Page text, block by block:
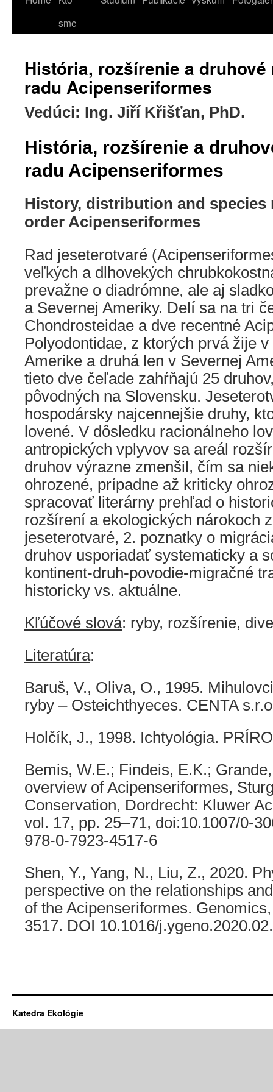
sme
História, rozšírenie a
radu Acipenseriformes
Vedúci: Ing. Jiří Křišťan, PhD.
História, rozšírenie a
radu Acipenseriformes
History, distribution and species
order Acipenseriformes
Rad jeseterotvaré
veľkých a dlhovekých
prevažne o diadrómne, ale aj
a Severnej Ameriky. Delí sa na tri
Chondrosteidae a dve recentné
Polyodontidae, z ktorých prvá žije
Amerike a druhá len v Severnej
tieto dve čeľade zahŕňajú 25
pôvodných na Slovensku.
hospodársky najcennejšie druhy,
lovené. V dôsledku racionálneho
antropických vplyvov sa areál
druhov výrazne zmenšil, čím sa
ohrozené, prípadne až kriticky
spracovať literárny prehľad o
rozšírení a ekologických nárokoch
jeseterotvaré, 2. poznatky o
druhov usporiadať systematicky a
kontinent-druh-povodie-migračné
historicky vs. aktuálne.
Kľúčové slová: ryby, rozšírenie,
Literatúra:
Baruš, V., Oliva, O., 1995.
ryby – Osteichthyeces. CENTA
Holčík, J., 1998. Ichtyológia.
Bemis, W.E.; Findeis, E.K.;
overview of Acipenseriformes,
Conservation, Dordrecht: Kluwer
vol. 17, pp. 25–71, doi:10.1007/0-
978-0-7923-4517-6
Shen, Y., Yang, N., Liu, Z., 2020.
perspective on the relationships
of the Acipenseriformes.
3517. DOI 10.1016/
Katedra Ekológie